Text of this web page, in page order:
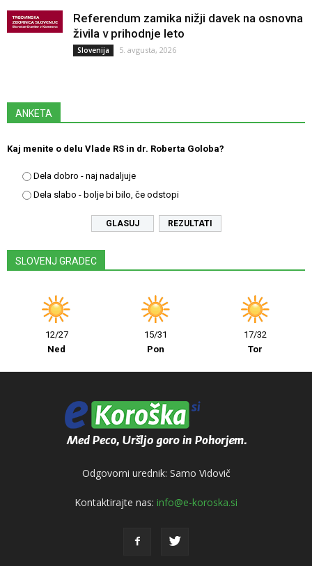
Referendum zamika nižji davek na osnovna
živila v prihodnje leto
Slovenija 5. avgusta, 2026
ANKETA
Kaj menite o delu Vlade RS in dr. Roberta Goloba?
Dela dobro - naj nadaljuje
Dela slabo - bolje bi bilo, če odstopi
REZULTATI
SLOVENJ GRADEC
12/27
Ned
15/31
Pon
17/32
Tor
Odgovorni urednik: Samo Vidovič
Kontaktirajte nas: info@e-koroska.si